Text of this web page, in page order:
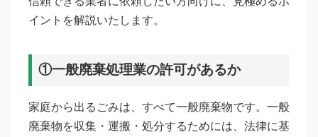
イントを解説いたします。
①一般廃棄処理業の許可があるか
家庭から出るごみは、すべて一般廃棄物です。一般
廃棄物を収集・運搬・処分するためには、法律に基